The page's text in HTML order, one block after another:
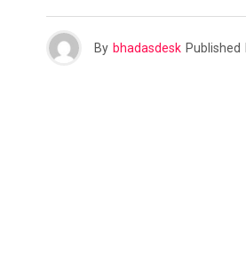
By bhadasdesk Published